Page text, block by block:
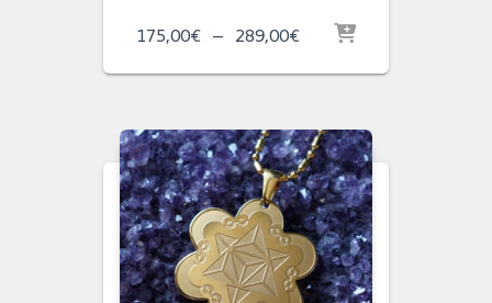
175,00€ – 289,00€Plage
prix :
à
289,00€